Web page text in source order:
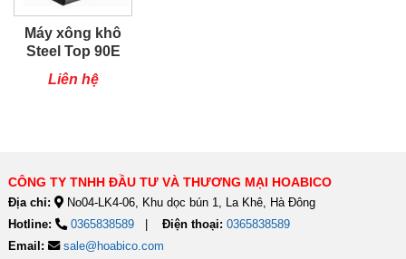
Máy xông khô
Steel Top 90E
9kw
Liên hệ
CÔNG TY TNHH ĐẦU TƯ VÀ THƯƠNG MẠI HOABICO
Địa chỉ:
No04-LK4-06, Khu dọc bún 1, La Khê, Hà Đông
Hotline:
0365838589 Điện thoại: 0365838589
Email:
sale@hoabico.com